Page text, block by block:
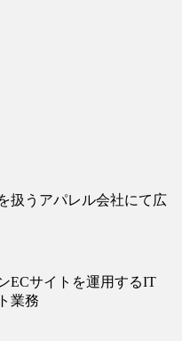
扱うアパレル会社にて広
ECサイトを運用するIT
業務